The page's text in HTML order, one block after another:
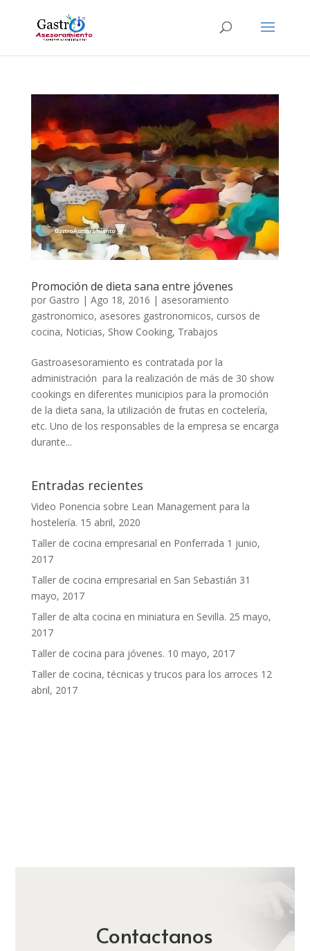
Promoción de dieta sana entre jóvenes
por Gastro | Ago 18, 2016 | asesoramiento
gastronomico, asesores gastronomicos, cursos de
cocina, Noticias, Show Cooking, Trabajos
Gastroasesoramiento es contratada por la
administración para la realización de más de 30 show
cookings en diferentes municipios para la promoción
de la dieta sana, la utilización de frutas en coctelería,
etc. Uno de los responsables de la empresa se encarga
durante...
Entradas recientes
Video Ponencia sobre Lean Management para la
hostelería. 15 abril, 2020
Taller de cocina empresarial en Ponferrada 1 junio,
2017
Taller de cocina empresarial en San Sebastián 31
mayo, 2017
Taller de alta cocina en miniatura en Sevilla. 25 mayo,
2017
Taller de cocina para jóvenes. 10 mayo, 2017
Taller de cocina, técnicas y trucos para los arroces 12
abril, 2017
Contactanos